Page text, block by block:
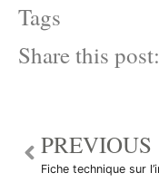
Tags
Share this post:
PREVIOUS